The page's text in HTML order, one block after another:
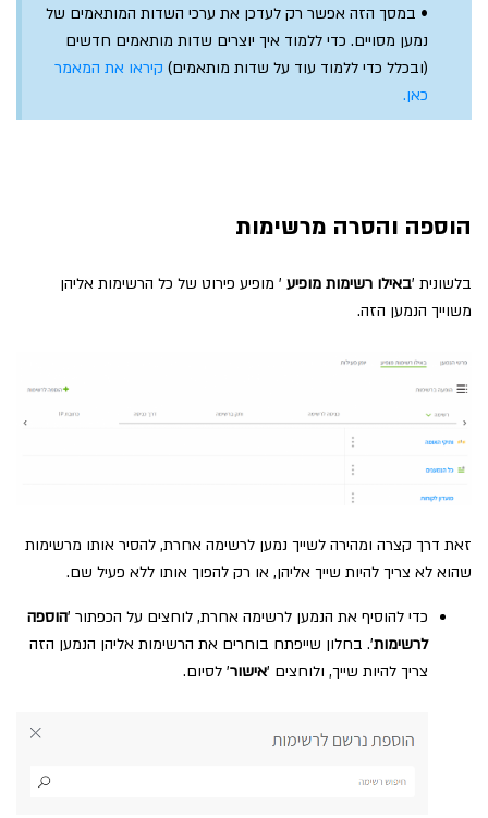
• במסך הזה אפשר רק לעדכן את ערכי השדות המותאמים של
נמען מסויים. כדי ללמוד איך יוצרים שדות מותאמים חדשים
(ובכלל כדי ללמוד עוד על שדות מותאמים) קיראו את המאמר
כאן.
הוספה והסרה מרשימות
בלשונית 'באילו רשימות מופיע ' מופיע פירוט של כל הרשימות אליהן
משוייך הנמען הזה.
זאת דרך קצרה ומהירה לשייך נמען לרשימה אחרת, להסיר אותו מרשימות
שהוא לא צריך להיות שייך אליהן, או רק להפוך אותו ללא פעיל שם.
כדי להוסיף את הנמען לרשימה אחרת, לוחצים על הכפתור 'הוספה
לרשימות'. בחלון שייפתח בוחרים את הרשימות אליהן הנמען הזה
צריך להיות שייך, ולוחצים 'אישור' לסיום.